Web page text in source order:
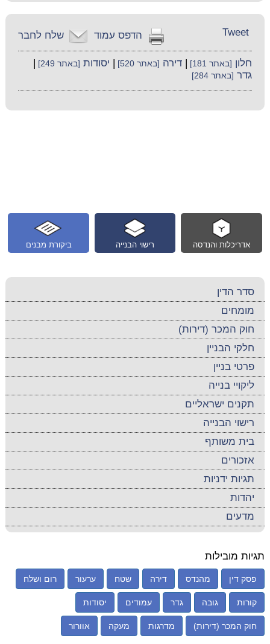
שלח לחבר הדפס עמוד Tweet
חלון [באתר 181] |דירה [באתר 520] יסודות [באתר 249]
גדר [באתר 284]
ביקורת מבנים רישוי הבנייה אדריכלות והנדסה
סדר הדין
מומחים
חוק המכר (דירות)
חלקי הבניין
פרטי בניין
ליקויי בנייה
תקנים ישראליים
רישוי הבנייה
בית משותף
אזכורים
תגיות ידניות
יהדות
מדעים
תגיות מובילות
פסק דין מהנדס דירה שטח ערעור רום ושלח
קורות גובה גדר עמודים יסודות
חוק המכר (דירות) מדרגות מעקה אוורור